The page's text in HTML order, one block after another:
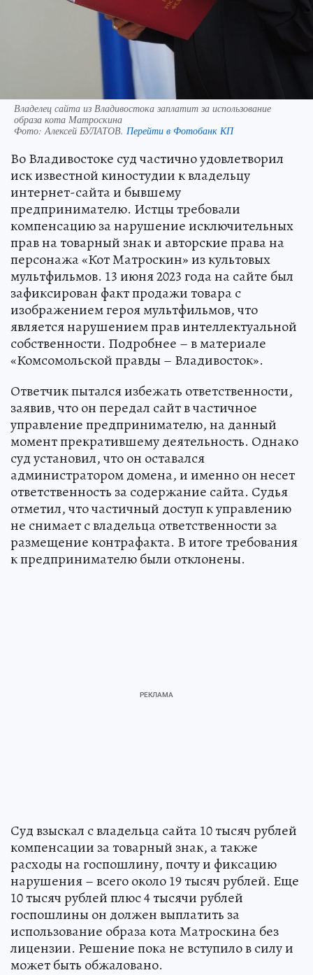
Владелец сайта из Владивостока заплатит за использование
образа кота Матроскина
Фото: Алексей БУЛАТОВ. Перейти в Фотобанк КП
Во Владивостоке суд частично удовлетворил
иск известной киностудии к владельцу
интернет-сайта и бывшему
предпринимателю. Истцы требовали
компенсацию за нарушение исключительных
прав на товарный знак и авторские права на
персонажа «Кот Матроскин» из культовых
мультфильмов. 13 июня 2023 года на сайте был
зафиксирован факт продажи товара с
изображением героя мультфильмов, что
является нарушением прав интеллектуальной
собственности. Подробнее – в материале
«Комсомольской правды – Владивосток».
Ответчик пытался избежать ответственности,
заявив, что он передал сайт в частичное
управление предпринимателю, на данный
момент прекратившему деятельность. Однако
суд установил, что он оставался
администратором домена, и именно он несет
ответственность за содержание сайта. Судья
отметил, что частичный доступ к управлению
не снимает с владельца ответственности за
размещение контрафакта. В итоге требования
к предпринимателю были отклонены.
Суд взыскал с владельца сайта 10 тысяч рублей
компенсации за товарный знак, а также
расходы на госпошлину, почту и фиксацию
нарушения – всего около 19 тысяч рублей. Еще
10 тысяч рублей плюс 4 тысячи рублей
госпошлины он должен выплатить за
использование образа кота Матроскина без
лицензии. Решение пока не вступило в силу и
может быть обжаловано.